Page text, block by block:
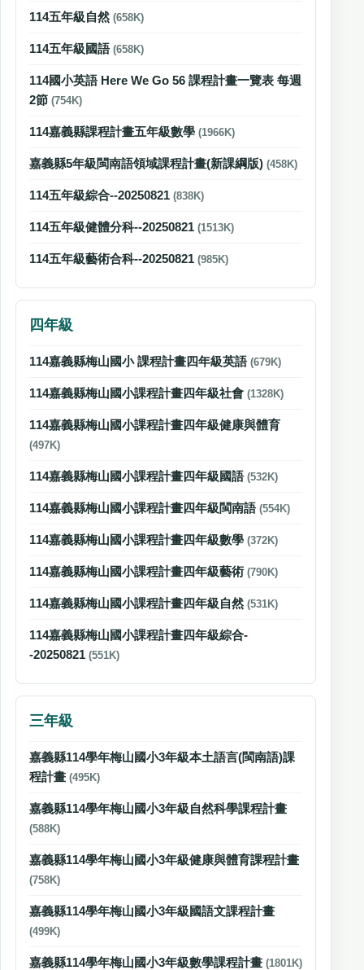
114五年級自然 (658K)
114五年級國語 (658K)
114國小英語 Here We Go 56 課程計畫一覽表 每週
2節 (754K)
114嘉義縣課程計畫五年級數學 (1966K)
嘉義縣5年級閩南語領域課程計畫(新課綱版) (458K)
114五年級綜合--20250821 (838K)
114五年級健體分科--20250821 (1513K)
114五年級藝術合科--20250821 (985K)
四年級
114嘉義縣梅山國小 課程計畫四年級英語 (679K)
114嘉義縣梅山國小課程計畫四年級社會 (1328K)
114嘉義縣梅山國小課程計畫四年級健康與體育
(497K)
114嘉義縣梅山國小課程計畫四年級國語 (532K)
114嘉義縣梅山國小課程計畫四年級閩南語 (554K)
114嘉義縣梅山國小課程計畫四年級數學 (372K)
114嘉義縣梅山國小課程計畫四年級藝術 (790K)
114嘉義縣梅山國小課程計畫四年級自然 (531K)
114嘉義縣梅山國小課程計畫四年級綜合-
-20250821 (551K)
三年級
嘉義縣114學年梅山國小3年級本土語言(閩南語)課
程計畫 (495K)
嘉義縣114學年梅山國小3年級自然科學課程計畫
(588K)
嘉義縣114學年梅山國小3年級健康與體育課程計畫
(758K)
嘉義縣114學年梅山國小3年級國語文課程計畫
(499K)
嘉義縣114學年梅山國小3年級數學課程計畫 (1801K)